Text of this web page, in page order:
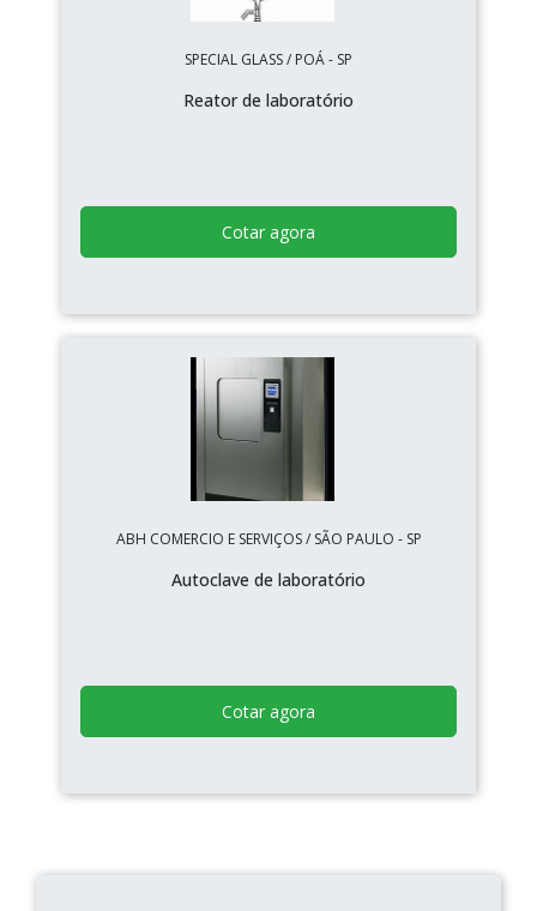
SPECIAL GLASS / POÁ - SP
Reator de laboratório
Cotar agora
ABH COMERCIO E SERVIÇOS / SÃO PAULO - SP
Autoclave de laboratório
Cotar agora